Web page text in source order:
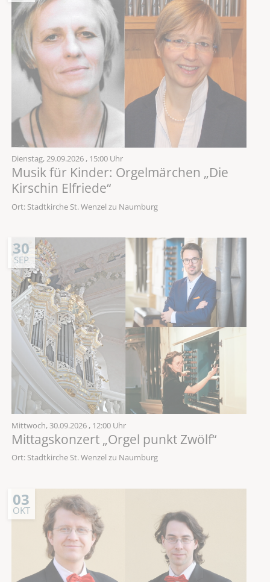
Dienstag,29.09.2026 , 15:00 Uhr
Musik für Kinder: Orgelmärchen „Die
Kirschin Elfriede“
Ort: Stadtkirche St. Wenzel zu Naumburg
30
SEP
Mittwoch, 30.09.2026 , 12:00 Uhr
Mittagskonzert „Orgel punkt Zwölf“
Ort: Stadtkirche St. Wenzel zu Naumburg
03
OKT